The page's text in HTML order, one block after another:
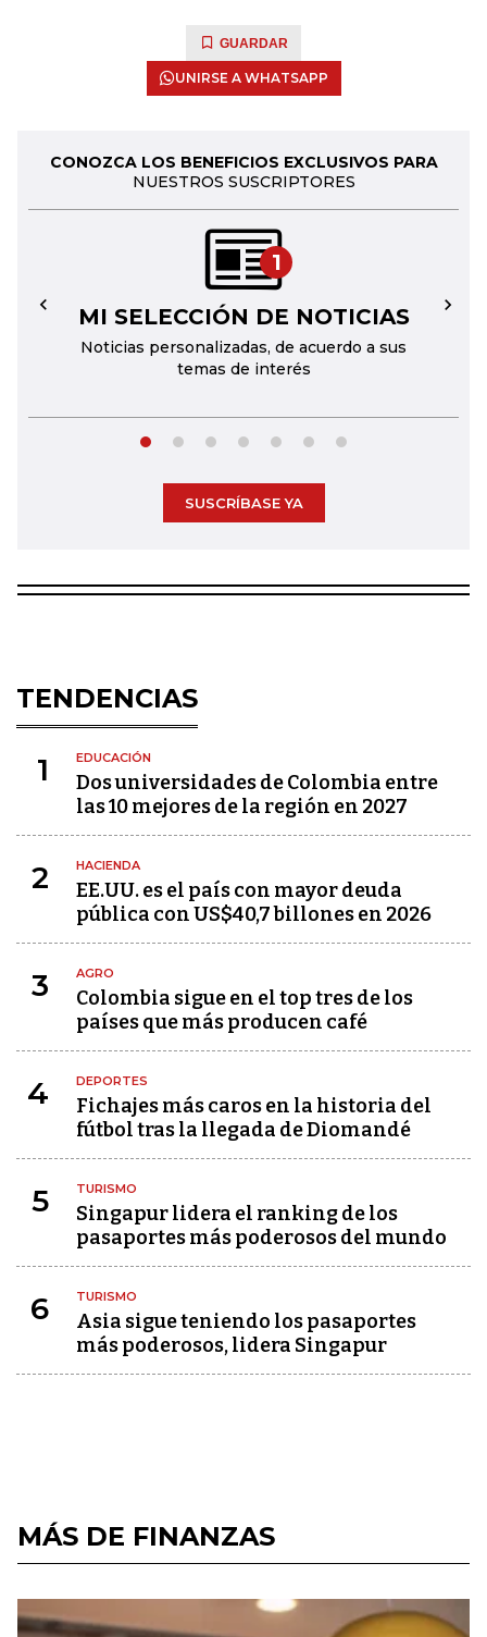
GUARDAR
UNIRSE A WHATSAPP
CONOZCA LOS BENEFICIOS EXCLUSIVOS PARA
NUESTROS SUSCRIPTORES
1
MI SELECCIÓN DE NOTICIAS
Noticias personalizadas, de acuerdo a sus
temas de interés
← →
SUSCRÍBASE YA
TENDENCIAS
1 EDUCACIÓN
Dos universidades de Colombia entre
las 10 mejores de la región en 2027
2 HACIENDA
EE.UU. es el país con mayor deuda
pública con US$40,7 billones en 2026
3 AGRO
Colombia sigue en el top tres de los
países que más producen café
4 DEPORTES
Fichajes más caros en la historia del
fútbol tras la llegada de Diomandé
5 TURISMO
Singapur lidera el ranking de los
pasaportes más poderosos del mundo
6 TURISMO
Asia sigue teniendo los pasaportes
más poderosos, lidera Singapur
MÁS DE FINANZAS